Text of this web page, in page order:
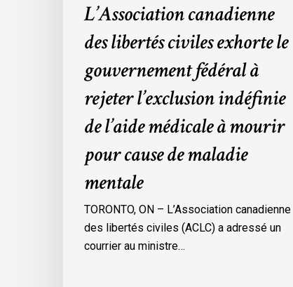
indéfinie
l’aide
médicale
mourir
maladie
L’Association canadienne
des libertés civiles exhorte le
gouvernement fédéral à
rejeter l’exclusion indéfinie
de l’aide médicale à mourir
pour cause de maladie
mentale
TORONTO, ON – L’Association canadienne
des libertés civiles (ACLC) a adressé un
courrier au ministre…